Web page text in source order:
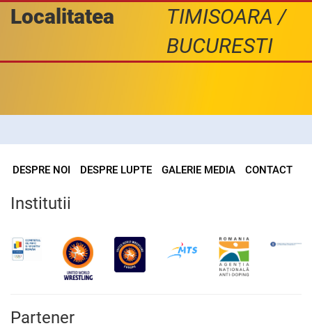
Localitatea
TIMISOARA /
BUCURESTI
DESPRE NOI DESPRE LUPTE GALERIE MEDIA CONTACT
Institutii
Partener